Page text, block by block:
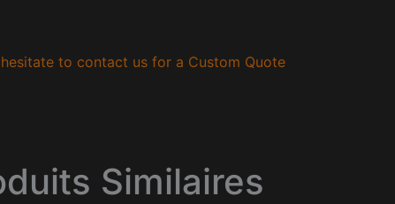
to contact us for a Custom Quote
Similaires